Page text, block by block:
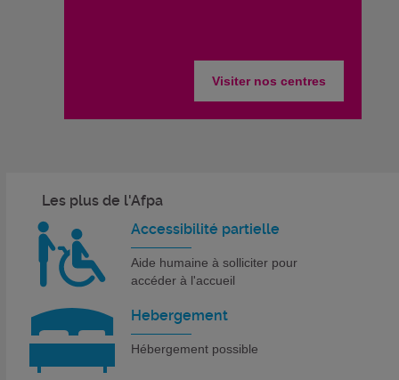
Visiter nos centres
Les plus de l'Afpa
Accessibilité partielle
Aide humaine à solliciter pour
accéder à l'accueil
Hebergement
Hébergement possible